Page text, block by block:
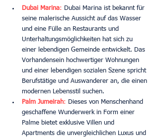
Dubai Marina:
Dubai Marina ist bekannt für
seine malerische Aussicht auf das Wasser
und eine Fülle an Restaurants und
Unterhaltungsmöglichkeiten hat sich zu
einer lebendigen Gemeinde entwickelt. Das
Vorhandensein hochwertiger Wohnungen
und einer lebendigen sozialen Szene spricht
Berufstätige und Auswanderer an, die einen
modernen Lebensstil suchen.
Palm Jumeirah:
Dieses von Menschenhand
geschaffene Wunderwerk in Form einer
Palme bietet exklusive Villen und
Apartments die unvergleichlichen Luxus und